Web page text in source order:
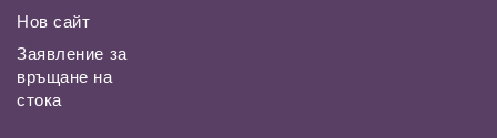
Нов сайт
Заявление за
връщане на
стока